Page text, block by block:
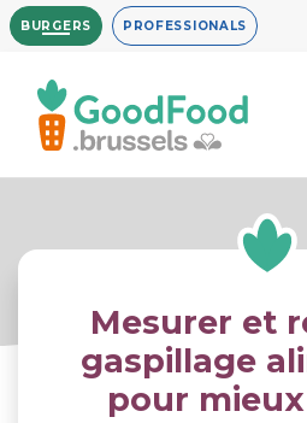
Overslaan
en
inhoud
gaan
BURGERS PROFESSIONALS
Mesurer et
gaspillage
pour